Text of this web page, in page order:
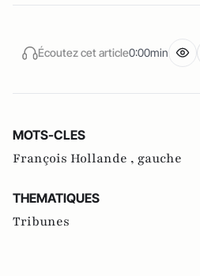
Écoutez cet article0:00min
MOTS-CLES
François Hollande , gauche
THEMATIQUES
Tribunes